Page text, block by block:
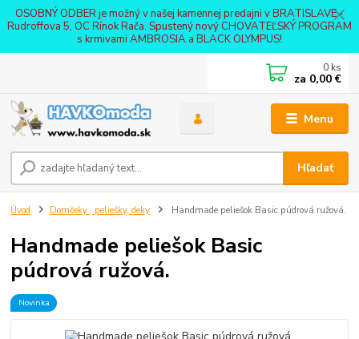
OSOBNÝ ODBER je možný v našej kamennej predajni v BRATISLAVE -
Rudroffova 5, OC Rínok Rača. Spustený nový CHOVATEĽSKÝ PROGRAM
s krmivami AMBROSIA a BLACK OLYMPUS!
Menu
Hľadať
0 ks
za 0,00 €
Úvod Domčeky , peliešky, deky Handmade peliešok Basic púdrová ružová.
Handmade peliešok Basic
púdrová ružová.
Novinka